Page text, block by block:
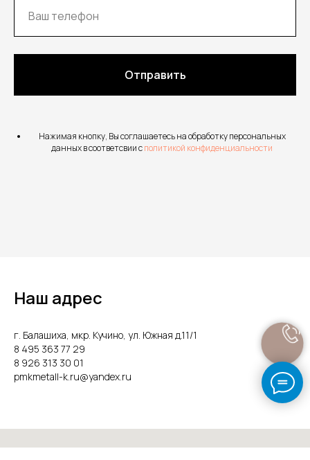
Отправить
Нажимая кнопку, Вы соглашаетесь на обработку персональных
данных в соответсвии сполитикой конфиденциальности
Наш адрес
г. Балашиха, мкр. Кучино, ул. Южная д.11/1
8 495 363 77 29
8 926 313 30 01
pmkmetall-k.ru@yandex.ru